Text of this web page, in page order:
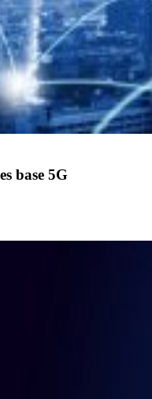
base 5G